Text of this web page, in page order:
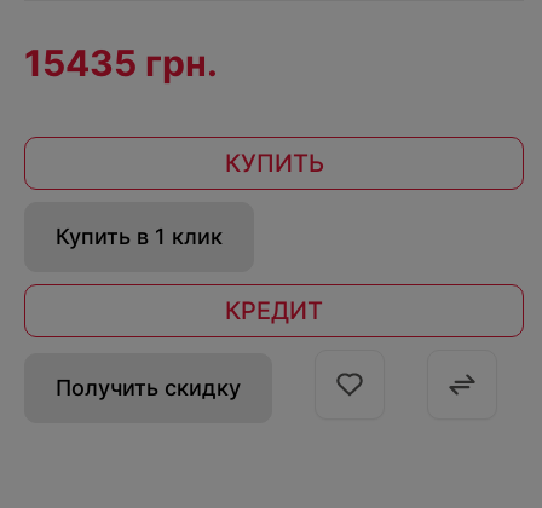
15435 грн.
КУПИТЬ
Купить в 1 клик
КРЕДИТ
Получить скидку